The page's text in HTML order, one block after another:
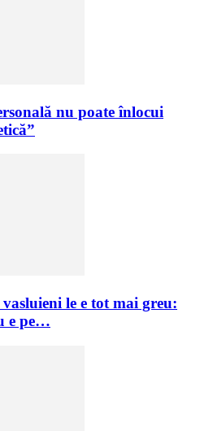
nu poate înlocui
le e tot mai greu:
e pe…